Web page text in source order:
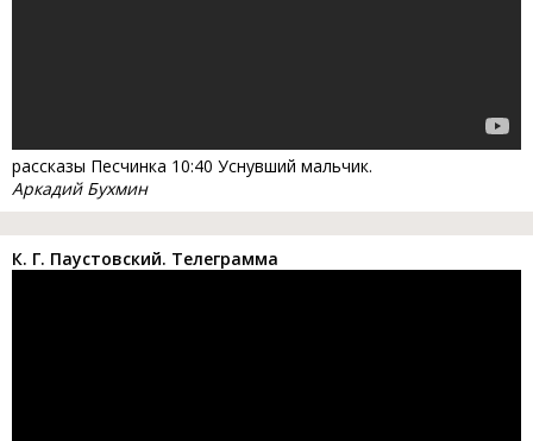
рассказы Песчинка 10:40 Уснувший мальчик.
Аркадий Бухмин
К. Г. Паустовский. Телеграмма